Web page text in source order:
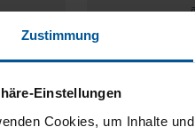
Zustimmung
Einstellungen
Cookies, um Inhalte